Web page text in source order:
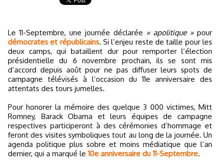
Le 11-Septembre, une journée déclarée « apolitique »pour
démocrates et républicains. Si l’enjeu reste de taille pour les
deux camps, qui bataillent dur pour remporter l’élection
présidentielle du 6 novembre prochain, ils se sont mis
d’accord depuis août pour ne pas diffuser leurs spots de
campagne télévisés à l’occasion du 11e anniversaire des
attentats des tours jumelles.
Pour honorer la mémoire des quelque 3 000 victimes, Mitt
Romney, Barack Obama et leurs équipes de campagne
respectives participeront à des cérémonies d’hommage et
feront des visites symboliques tout au long de la journée. Un
agenda politique plus sobre et moins médiatique que l’an
dernier, qui a marqué le 10e anniversaire du 11-Septembre.